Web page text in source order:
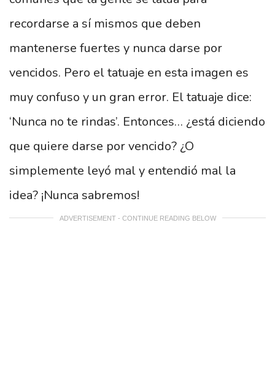
recordarse a sí mismos que deben
mantenerse fuertes y nunca darse por
vencidos. Pero el tatuaje en esta imagen es
muy confuso y un gran error. El tatuaje dice:
‘Nunca no te rindas’. Entonces… ¿está diciendo
que quiere darse por vencido? ¿O
simplemente leyó mal y entendió mal la
idea? ¡Nunca sabremos!
ADVERTISEMENT - CONTINUE READING BELOW